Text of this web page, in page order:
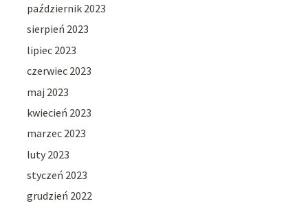
październik 2023
sierpień 2023
lipiec 2023
czerwiec 2023
maj 2023
kwiecień 2023
marzec 2023
luty 2023
styczeń 2023
grudzień 2022